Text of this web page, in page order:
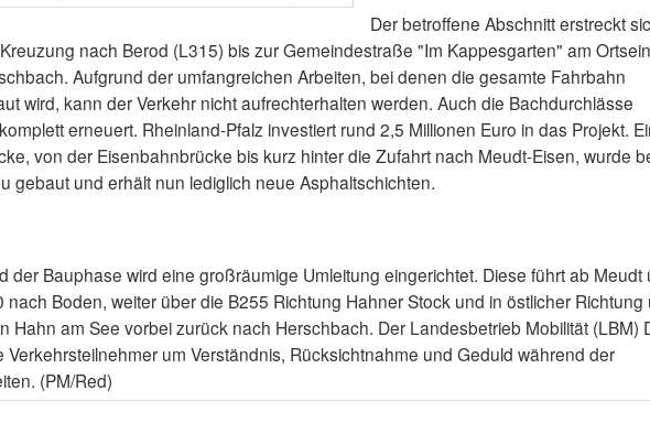
Der betroffene Abschnitt erstreckt
nach Berod (L315) bis zur Gemeindestraße "Im Kappesgarten" am
Aufgrund der umfangreichen Arbeiten, bei denen die gesamte Fahrbahn
wird, kann der Verkehr nicht aufrechterhalten werden. Auch die Bachdurchlässe
erneuert. Rheinland-Pfalz investiert rund 2,5 Millionen Euro in das Projekt.
von der Eisenbahnbrücke bis kurz hinter die Zufahrt nach Meudt-Eisen, wurde
gebaut und erhält nun lediglich neue Asphaltschichten.
der Bauphase wird eine großräumige Umleitung eingerichtet. Diese führt ab Meudt
nach Boden, weiter über die B255 Richtung Hahner Stock und in östlicher Richtung
Hahn am See vorbei zurück nach Herschbach. Der Landesbetrieb Mobilität (LBM)
Verkehrsteilnehmer um Verständnis, Rücksichtnahme und Geduld während der
(PM/Red)